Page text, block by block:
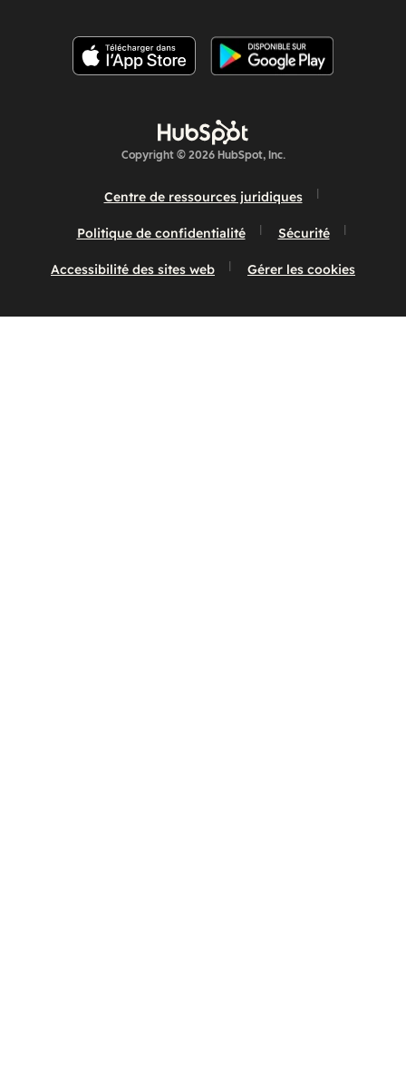
Copyright © 2026 HubSpot, Inc.
Centre de ressources juridiques
Politique de confidentialité Sécurité
Accessibilité des sites web Gérer les cookies